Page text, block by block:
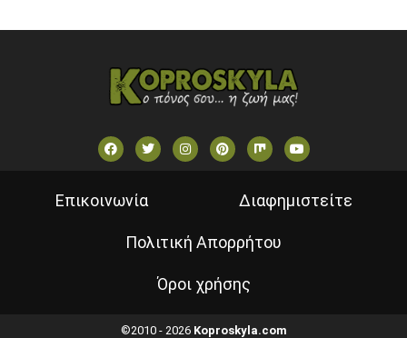
Επικοινωνία Διαφημιστείτε
Πολιτική Απορρήτου
Όροι χρήσης
©2010 - 2026 Koproskyla.com